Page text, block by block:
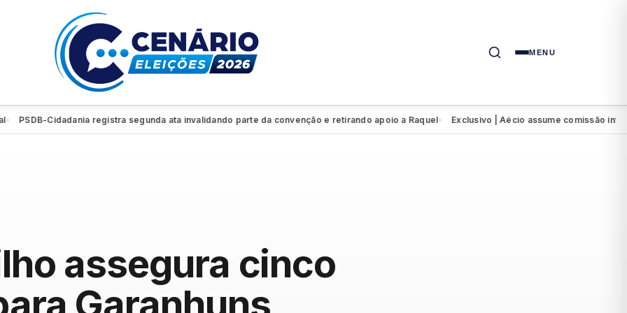
MENU
Cidadania registra segunda ata invalidando parte da convenção e retirando apoio a Raquel● Exclusivo | Aécio assume comissão
assegura cinco